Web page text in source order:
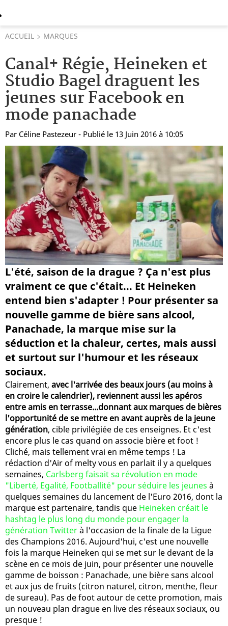
ACCUEIL MARQUES
Canal+ Régie, Heineken et
Studio Bagel draguent les
jeunes sur Facebook en
mode panachade
Par Céline Pastezeur - Publié le 13 Juin 2016 à 10:05
L'été, saison de la drague ? Ça n'est plus
vraiment ce que c'était... Et Heineken
entend bien s'adapter ! Pour présenter sa
nouvelle gamme de bière sans alcool,
Panachade, la marque mise sur la
séduction et la chaleur, certes, mais aussi
et surtout sur l'humour et les réseaux
sociaux.
Clairement, avec l'arrivée des beaux jours (au moins à
en croire le calendrier), reviennent aussi les apéros
entre amis en terrasse...donnant aux marques de bières
l'opportunité de se mettre en avant auprès de la jeune
génération, cible privilégiée de ces enseignes. Et c'est
encore plus le cas quand on associe bière et foot !
Cliché, mais tellement vrai en même temps ! La
rédaction d'Air of melty vous en parlait il y a quelques
semaines, Carlsberg faisait sa révolution en mode
"Liberté, Egalité, Footballité" pour séduire les jeunes à
quelques semaines du lancement de l'Euro 2016, dont la
marque est partenaire, tandis que Heineken créait le
hashtag le plus long du monde pour engager la
génération Twitterà l'occasion de la finale de la Ligue
des Champions 2016. Aujourd'hui, c'est une nouvelle
fois la marque Heineken qui se met sur le devant de la
scène en ce mois de juin, pour présenter une nouvelle
gamme de boisson : Panachade, une bière sans alcool
et aux jus de fruits (citron naturel, citron, menthe, fleur
de sureau). Pas de foot autour de cette promotion, mais
un nouveau plan drague en live des réseaux sociaux, ou
presque !